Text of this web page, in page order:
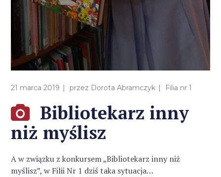
21 marca 2019 przez Dorota Abramczyk Filia nr 1
Bibliotekarz inny
niż myślisz
A w związku z konkursem „Bibliotekarz inny niż
myślisz”, w Filii Nr 1 dziś taka sytuacja…